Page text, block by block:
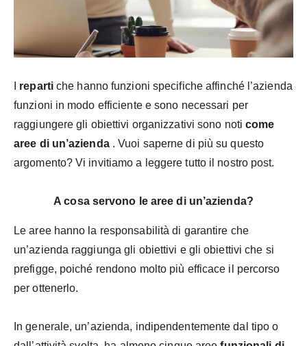
repartiche hanno funzioni specifiche affinché l’azienda
funzioni in modo efficiente e sono necessari per
raggiungere gli obiettivi organizzativi sono noticome
aree di un’azienda. Vuoi saperne di più su questo
argomento? Vi invitiamo a leggere tutto il nostro post.
A cosa servono le aree di un’azienda?
Le aree hanno la responsabilità di garantire che
un’azienda raggiunga gli obiettivi e gli obiettivi che si
prefigge, poiché rendono molto più efficace il percorso
per ottenerlo.
In generale, un’azienda, indipendentemente dal tipo o